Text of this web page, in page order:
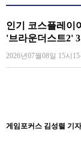
인기 코스플레이
'브라운더스트2'
2026년07월08일 15시15
게임포커스 김성렬 기자